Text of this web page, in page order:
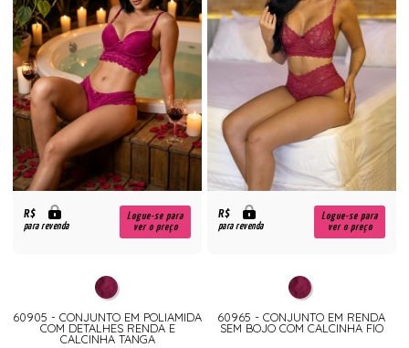
R$
para revenda
Logue-se para
ver o preço
60905 - CONJUNTO EM POLIAMIDA
COM DETALHES RENDA E
CALCINHA TANGA
R$
para revenda
Logue-se para
ver o preço
60965 - CONJUNTO EM RENDA
SEM BOJO COM CALCINHA FIO